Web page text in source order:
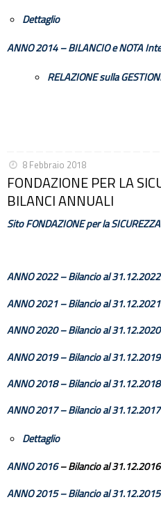
Dettaglio
ANNO 2014 – BILANCIO e NOTA
RELAZIONE sulla
8 Febbraio 2018
FONDAZIONE PER LA
BILANCI ANNUALI
Sito FONDAZIONE per la
ANNO 2022 – Bilancio al 31.12.2022
ANNO 2021 – Bilancio al 31.12.2021
ANNO 2020 – Bilancio al 31.12.2020
ANNO 2019 – Bilancio al 31.12.2019
ANNO 2018 – Bilancio al 31.12.2018
ANNO 2017– Bilancio al 31.12.2017
Dettaglio
ANNO 2016– Bilancio al 31.12.2016
ANNO 2015– Bilancio al 31.12.2015